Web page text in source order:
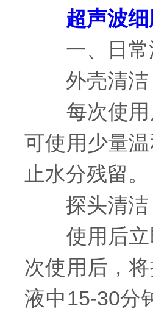
超声波
一、日常
外壳清洁
每次使用后
可使用少量
止水分残留。
探头清洁
使用后立即
次使用后，
液中15-30分